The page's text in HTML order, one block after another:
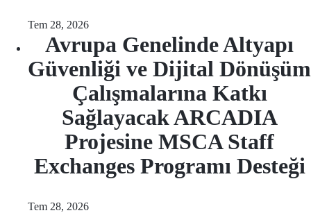
Tem 28, 2026
Avrupa Genelinde Altyapı
Güvenliği ve Dijital Dönüşüm
Çalışmalarına Katkı
Sağlayacak ARCADIA
Projesine MSCA Staff
Exchanges Programı Desteği
Tem 28, 2026